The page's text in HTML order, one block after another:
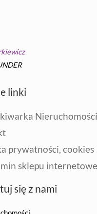
linki
Nieruchomości
prywatności, cookies
sklepu
się z nami